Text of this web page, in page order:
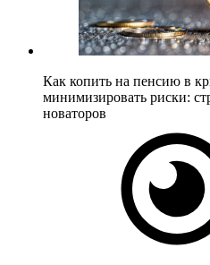
Как копить на пенсию в
минимизировать риски:
новаторов